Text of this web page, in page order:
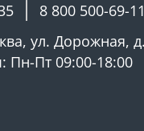
8 800 500-69-11
ул. Дорожная,
Пн-Пт 09:00-18:00